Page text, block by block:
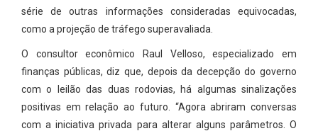
série de outras informações consideradas equivocadas,
como a projeção de tráfego superavaliada.
O consultor econômico Raul Velloso, especializado em
finanças públicas, diz que, depois da decepção do governo
com o leilão das duas rodovias, há algumas sinalizações
positivas em relação ao futuro. “Agora abriram conversas
com a iniciativa privada para alterar alguns parâmetros. O